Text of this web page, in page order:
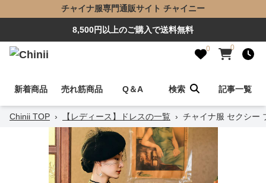
チャイナ服専門通販サイト チャイニー
8,500円以上のご購入で送料無料
0 0
新着商品 売れ筋商品 Q＆A 検索 記事一覧
Chinii TOP › 【レディース】ドレスの一覧 › チャイナ服 セクシー